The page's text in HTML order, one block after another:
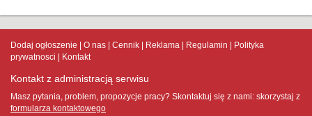
Dodaj ogłoszenie O nas Cennik Reklama Regulamin
Polityka
prywatnosci
Kontakt
Kontakt z administracją serwisu
Masz pytania, problem, propozycje pracy? Skontaktuj się z nami: skorzystaj z
formularza kontaktowego